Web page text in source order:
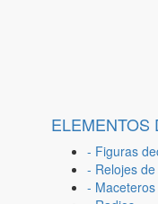
ELEMENTOS
- Figuras
- Relojes
- Maceteros